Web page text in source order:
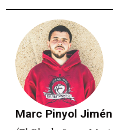
Marc Pinyol